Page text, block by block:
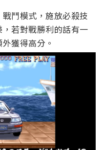
鬥模式，施放必殺技
若對戰勝利的話有一
獲得高分。